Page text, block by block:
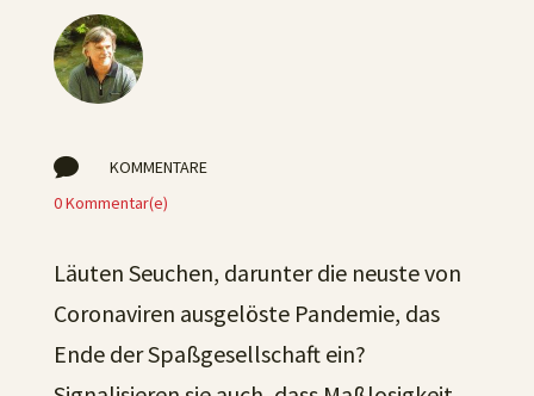

KOMMENTARE
0 Kommentar(e)
Läuten Seuchen, darunter die neuste von
Coronaviren ausgelöste Pandemie, das
Ende der Spaßgesellschaft ein?